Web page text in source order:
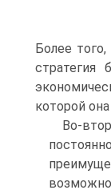
Более
стратегия
которой
Во-